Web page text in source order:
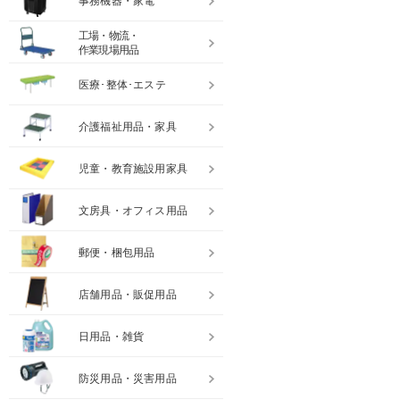
工場・物流・
作業現場用品
医療･整体･エステ
介護福祉用品・家具
児童・教育施設用家具
文房具・オフィス用品
郵便・梱包用品
店舗用品・販促用品
日用品・雑貨
防災用品・災害用品